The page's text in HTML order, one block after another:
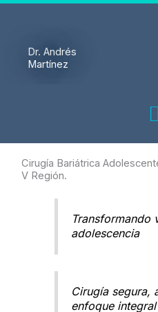
Ir
Dr. Andrés
Martínez
Cirugía Bariátrica
V Región.
Transformando
adolescencia
Cirugía segura,
enfoque